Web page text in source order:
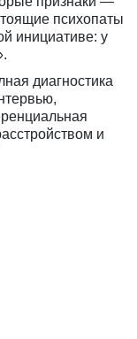
психопаты
инициативе: у
диагностика
и